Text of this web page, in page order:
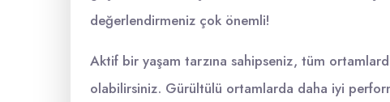
değerlendirmeniz çok önemli!
Aktif bir yaşam tarzına sahipseniz, tüm
olabilirsiniz. Gürültülü ortamlarda daha iyi